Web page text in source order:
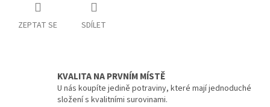
ZEPTAT SE SDÍLET
KVALITA NA PRVNÍM MÍSTĚ
U nás koupíte jedině potraviny, které mají jednoduché
složení s kvalitními surovinami.